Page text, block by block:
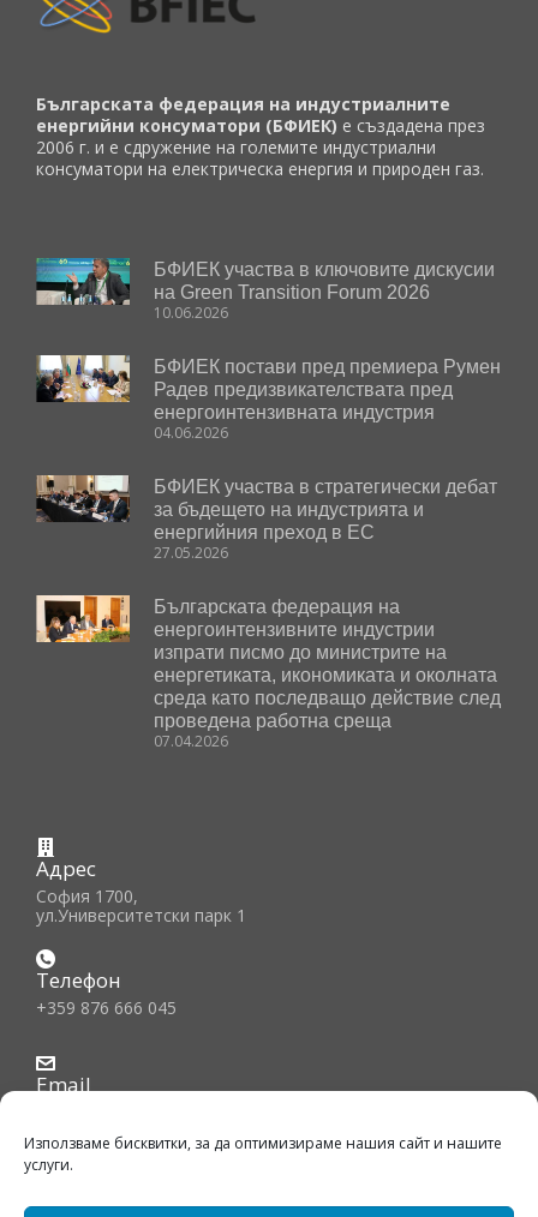
Използваме бисквитки, за да оптимизираме нашия сайт и нашите
услуги.
Българската федерация на индустриалните
енергийни консуматори (БФИЕК) е създадена през
2006 г. и е сдружение на големите индустриални
консуматори на електрическа енергия и природен газ.
БФИЕК участва в ключовите дискусии
на Green Transition Forum 2026
10.06.2026
БФИЕК постави пред премиера Румен
Радев предизвикателствата пред
енергоинтензивната индустрия
04.06.2026
БФИЕК участва в стратегически дебат
за бъдещето на индустрията и
енергийния преход в ЕС
27.05.2026
Българската федерация на
енергоинтензивните индустрии
изпрати писмо до министрите на
енергетиката, икономиката и околната
среда като последващо действие след
проведена работна среща
07.04.2026
Адрес
София 1700,
ул.Университетски парк 1
Телефон
+359 876 666 045
Email